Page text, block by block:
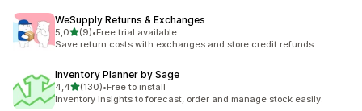
WeSupply Returns & Exchanges
5,0/ 5 tähteä
(9)
9 arvostelua yhteensä
•Free trial available
Save return costs with exchanges and store credit refunds
Inventory Planner by Sage
4,4/ 5 tähteä
(130)
130 arvostelua yhteensä
•Free to install
Inventory insights to forecast, order and manage stock easily.